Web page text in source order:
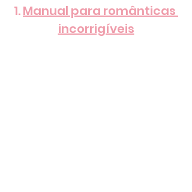
1. Manual para românticas
incorrigíveis